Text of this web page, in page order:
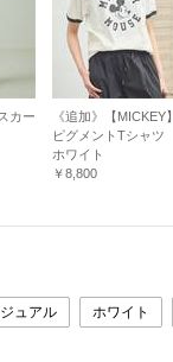
カー
《追加》【MICKEY】
ピグメントTシャツ
ホワイト
￥8,800
ュアル ホワイト